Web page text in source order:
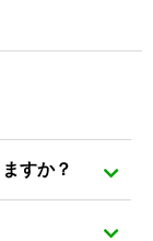
すか？